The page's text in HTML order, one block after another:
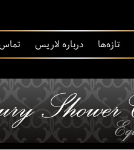
تازه‌ها درباره لاریس تماس